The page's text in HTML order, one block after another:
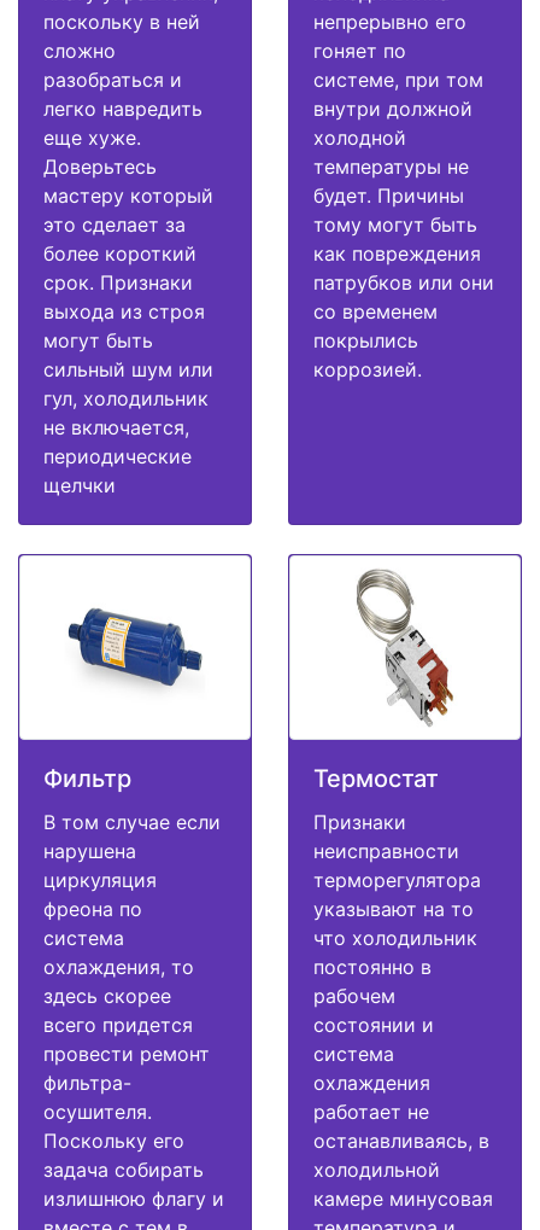
поскольку в ней
сложно
разобраться и
легко навредить
еще хуже.
Доверьтесь
мастеру который
это сделает за
более короткий
срок. Признаки
выхода из строя
могут быть
сильный шум или
гул, холодильник
не включается,
периодические
щелчки
непрерывно его
гоняет по
системе, при том
внутри должной
холодной
температуры не
будет. Причины
тому могут быть
как повреждения
патрубков или они
со временем
покрылись
коррозией.
Фильтр
В том случае если
нарушена
циркуляция
фреона по
система
охлаждения, то
здесь скорее
всего придется
провести ремонт
фильтра-
осушителя.
Поскольку его
задача собирать
излишнюю флагу и
Термостат
Признаки
неисправности
терморегулятора
указывают на то
что холодильник
постоянно в
рабочем
состоянии и
система
охлаждения
работает не
останавливаясь, в
холодильной
камере минусовая